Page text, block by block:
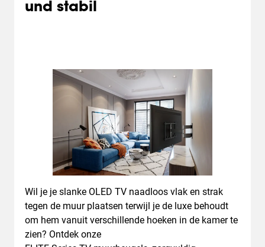
und stabil
Wil je je slanke OLED TV naadloos vlak en strak
tegen de muur plaatsen terwijl je de luxe behoudt
om hem vanuit verschillende hoeken in de kamer te
zien? Ontdek onze